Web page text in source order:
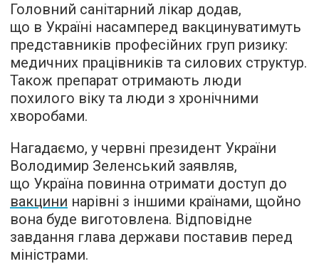
Головний санітарний лікар додав,
що в Україні насамперед вакцинуватимуть
представників професійних груп ризику:
медичних працівників та силових структур.
Також препарат отримають люди
похилого віку та люди з хронічними
хворобами.
Нагадаємо, у червні президент України
Володимир Зеленський заявляв,
що Україна повинна отримати доступ до
вакцини нарівні з іншими країнами, щойно
вона буде виготовлена. Відповідне
завдання глава держави поставив перед
міністрами.